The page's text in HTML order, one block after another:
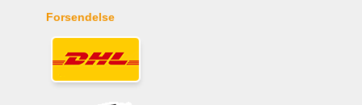
Forsendelse